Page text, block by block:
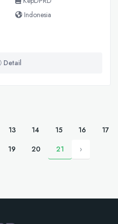
Indonesia
Detail
13 14 15 16
17
19 20 21 ›